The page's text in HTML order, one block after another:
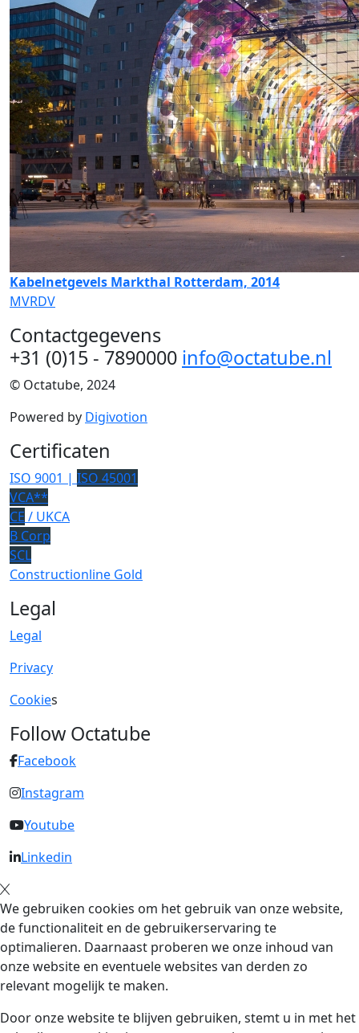
Kabelnetgevels Markthal Rotterdam, 2014
MVRDV
Contactgegevens
+31 (0)15 - 7890000 info@octatube.nl
© Octatube, 2024
Powered by Digivotion
Certificaten
ISO 9001 | ISO 45001
VCA**
CE / UKCA
B Corp
SCL
Constructionline Gold
Legal
Legal
Privacy
Cookies
Follow Octatube
Facebook
Instagram
Youtube
Linkedin
We gebruiken cookies om het gebruik van onze website,
de functionaliteit en de gebruikerservaring te
optimalieren. Daarnaast proberen we onze inhoud van
onze website en eventuele websites van derden zo
relevant mogelijk te maken.
Door onze website te blijven gebruiken, stemt u in met het